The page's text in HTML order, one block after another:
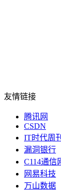
友情链接
腾讯网
CSDN
IT时代周刊
漏洞银行
C114通信
网易科技
万山数据